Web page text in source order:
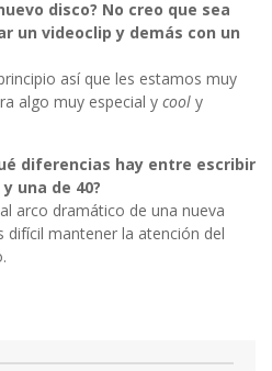
disco? No creo que sea
un videoclip y demás con un
así que les estamos muy
algo muy especial y cool y
diferencias hay entre escribir
una de 40?
arco dramático de una nueva
mantener la atención del